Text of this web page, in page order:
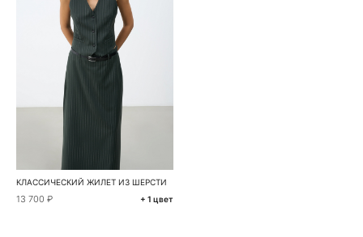
КЛАССИЧЕСКИЙ ЖИЛЕТ ИЗ ШЕРСТИ
13 700 ₽ + 1 цвет